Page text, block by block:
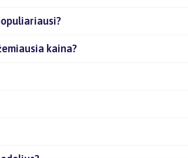
kaina?